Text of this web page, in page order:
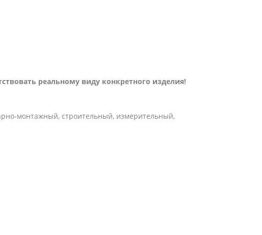
реальному виду конкретного изделия!
монтажный, строительный, измерительный,